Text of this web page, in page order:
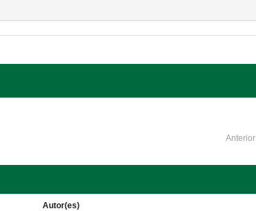
Anterior
Autor(es)